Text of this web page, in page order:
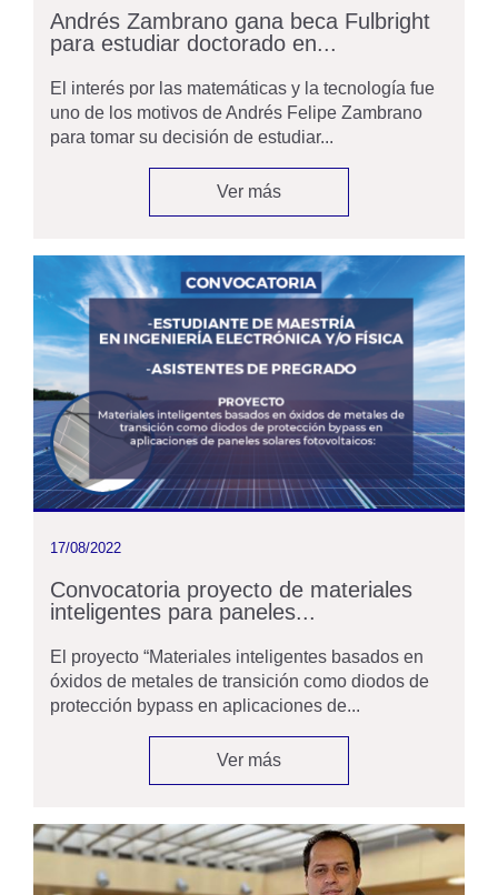
Andrés Zambrano gana beca Fulbright
para estudiar doctorado en...
El interés por las matemáticas y la tecnología fue
uno de los motivos de Andrés Felipe Zambrano
para tomar su decisión de estudiar...
Ver más
17/08/2022
Convocatoria proyecto de materiales
inteligentes para paneles...
El proyecto “Materiales inteligentes basados en
óxidos de metales de transición como diodos de
protección bypass en aplicaciones de...
Ver más